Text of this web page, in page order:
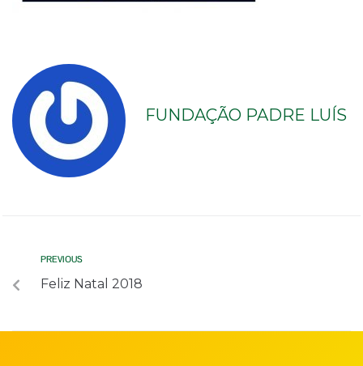
FUNDAÇÃO PADRE LUÍS
PREVIOUS
Feliz Natal 2018